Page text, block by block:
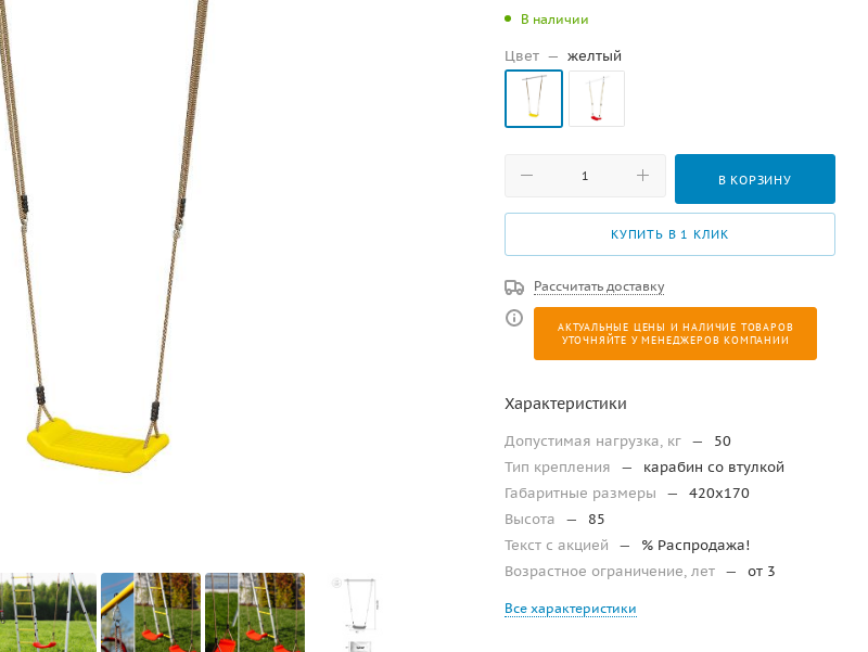
В наличии
Цвет — желтый
В КОРЗИНУ
КУПИТЬ В 1 КЛИК
Рассчитать доставку
АКТУАЛЬНЫЕ ЦЕНЫ И НАЛИЧИЕ ТОВАРОВ
УТОЧНЯЙТЕ У МЕНЕДЖЕРОВ КОМПАНИИ
Характеристики
Допустимая нагрузка, кг —
50
Тип крепления
—
карабин со втулкой
Габаритные размеры
—
420х170
Высота
—
85
Текст с акцией
—
% Распродажа!
Возрастное ограничение, лет — от 3
Все характеристики